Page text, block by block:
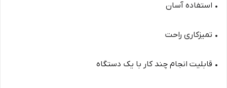
• استفاده آسان
• تمیزکاری راحت
• قابلیت انجام چند کار با یک دستگاه